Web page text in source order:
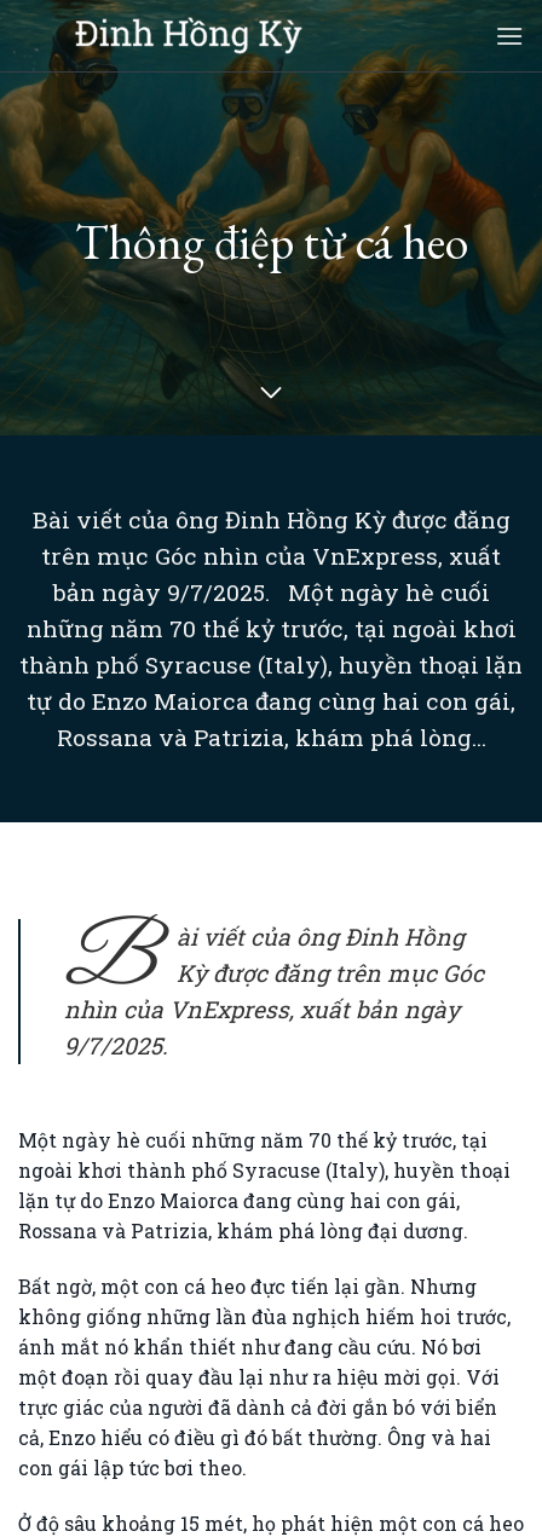
Skip
content
Thông điệp từ cá heo
Bài viết của ông Đinh Hồng Kỳ được đăng
trên mục Góc nhìn của VnExpress, xuất
bản ngày 9/7/2025. Một ngày hè cuối
những năm 70 thế kỷ trước, tại ngoài khơi
thành phố Syracuse (Italy), huyền thoại lặn
tự do Enzo Maiorca đang cùng hai con gái,
Rossana và Patrizia, khám phá lòng...
B
ài viết của ông Đinh Hồng
Kỳ được đăng trên mục Góc
nhìn của VnExpress, xuất bản ngày
9/7/2025.
Một ngày hè cuối những năm 70 thế kỷ trước, tại
ngoài khơi thành phố Syracuse (Italy), huyền thoại
lặn tự do Enzo Maiorca đang cùng hai con gái,
Rossana và Patrizia, khám phá lòng đại dương.
Bất ngờ, một con cá heo đực tiến lại gần. Nhưng
không giống những lần đùa nghịch hiếm hoi trước,
ánh mắt nó khẩn thiết như đang cầu cứu. Nó bơi
một đoạn rồi quay đầu lại như ra hiệu mời gọi. Với
trực giác của người đã dành cả đời gắn bó với biển
cả, Enzo hiểu có điều gì đó bất thường. Ông và hai
con gái lập tức bơi theo.
Ở độ sâu khoảng 15 mét, họ phát hiện một con cá heo